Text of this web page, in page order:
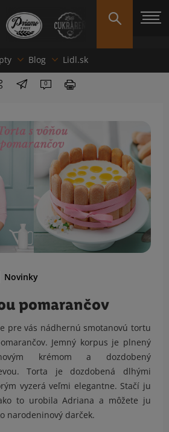
Blog Lidl.sk
0
Novinky
pomarančov
pre vás nádhernú smotanovú tortu
Jemný korpus je plnený
krémom a dozdobený
Torta je dozdobená dlhými
vyzerá veľmi elegantne. Stačí ju
to urobila Adriana a môžete ju
narodeninový darček.